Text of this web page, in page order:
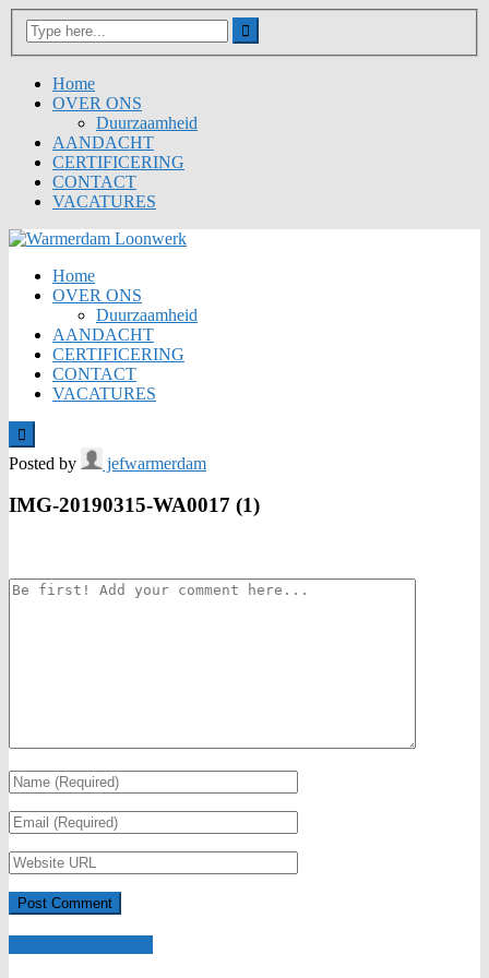
Home
OVER ONS
Duurzaamheid
AANDACHT
CERTIFICERING
CONTACT
VACATURES
Home
OVER ONS
Duurzaamheid
AANDACHT
CERTIFICERING
CONTACT
VACATURES
Posted by jefwarmerdam
IMG-20190315-WA0017 (1)